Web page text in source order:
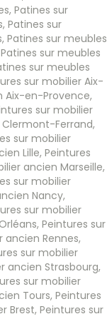
, Patines sur
, Patines sur
, Patines sur meubles
Patines sur meubles
sur meubles
sur mobilier Aix-
Aix-en-Provence,
sur mobilier
Ferrand,
sur mobilier
Lille, Peintures
ancien Marseille,
sur mobilier
Nancy,
sur mobilier
, Peintures sur
ancien Rennes,
sur mobilier
ancien Strasbourg,
sur mobilier
Tours, Peintures
Brest, Peintures sur